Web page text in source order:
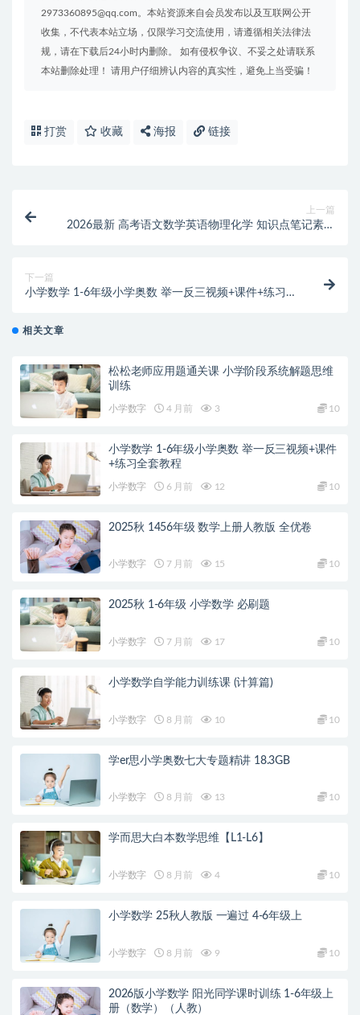
2973360895@qq.com。本站资源来自会员发布以及互联网公开
收集，不代表本站立场，仅限学习交流使用，请遵循相关法律法
规，请在下载后24小时内删除。 如有侵权争议、不妥之处请联系
本站删除处理！ 请用户仔细辨认内容的真实性，避免上当受骗！
打赏 收藏 海报 链接
上一篇
2026最新 高考语文数学英语物理化学 知识点笔记素材
下一篇
小学数学 1-6年级小学奥数 举一反三视频+课件+练习全
相关文章
松松老师应用题通关课 小学阶段系统解题思维
训练
小学数字 4 月前 3 10
小学数学 1-6年级小学奥数 举一反三视频+课件
+练习全套教程
小学数字 6 月前 12 10
2025秋 1456年级 数学上册人教版 全优卷
小学数字 7 月前 15 10
2025秋 1-6年级 小学数学 必刷题
小学数字 7 月前 17 10
小学数学自学能力训练课 (计算篇)
小学数字 8 月前 10 10
学er思小学奥数七大专题精讲 18.3GB
小学数字 8 月前 13 10
学而思大白本数学思维【L1-L6】
小学数字 8 月前 4 10
小学数学 25秋人教版 一遍过 4-6年级上
小学数字 8 月前 9 10
2026版小学数学 阳光同学课时训练 1-6年级上
册（数学）（人教）